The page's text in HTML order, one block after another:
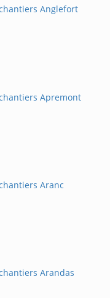
Anglefort
Apremont
Aranc
Arandas